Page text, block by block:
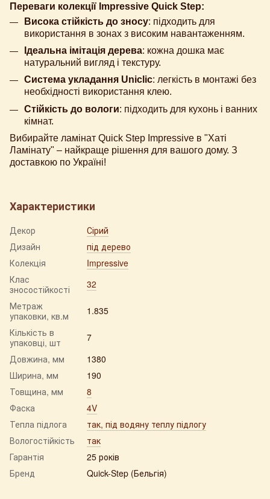
Переваги колекції Impressive Quick Step:
Висока стійкість до зносу: підходить для
використання в зонах з високим навантаженням.
Ідеальна імітація дерева: кожна дошка має
натуральний вигляд і текстуру.
Система укладання Uniclic: легкість в монтажі без
необхідності використання клею.
Стійкість до вологи: підходить для кухонь і ванних
кімнат.
Вибирайте ламінат Quick Step Impressive в "Хаті
Ламінату" – найкраще рішення для вашого дому. З
доставкою по Україні!
Характеристики
Декор
Сірий
Дизайн
під дерево
Колекція
Impressive
Клас
зносостійкості
32
Метраж
упаковки, кв.м
1.835
Кількість в
упаковці, шт
7
Довжина, мм
1380
Ширина, мм
190
Товщина, мм
8
Фаска
4V
Тепла підлога
так, під водяну теплу підлогу
Вологостійкість
так
Гарантія
25 років
Бренд
Quick-Step (Бельгія)